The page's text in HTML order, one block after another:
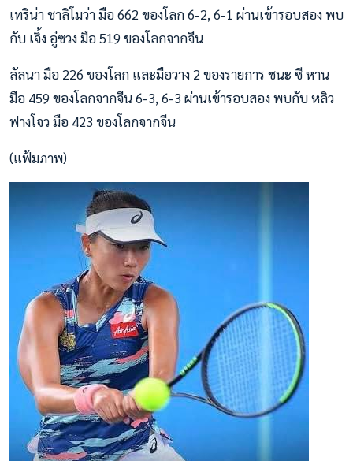
เทริน่า ชาลิโมว่า มือ 662 ของโลก 6-2, 6-1 ผ่านเข้ารอบสอง พบ
กับ เจิ้ง อู๋ซวง มือ 519 ของโลกจากจีน
ลัลนา มือ 226 ของโลก และมือวาง 2 ของรายการ ชนะ ซี หาน
มือ 459 ของโลกจากจีน 6-3, 6-3 ผ่านเข้ารอบสอง พบกับ หลิว
ฟางโจว มือ 423 ของโลกจากจีน
(แฟ้มภาพ)